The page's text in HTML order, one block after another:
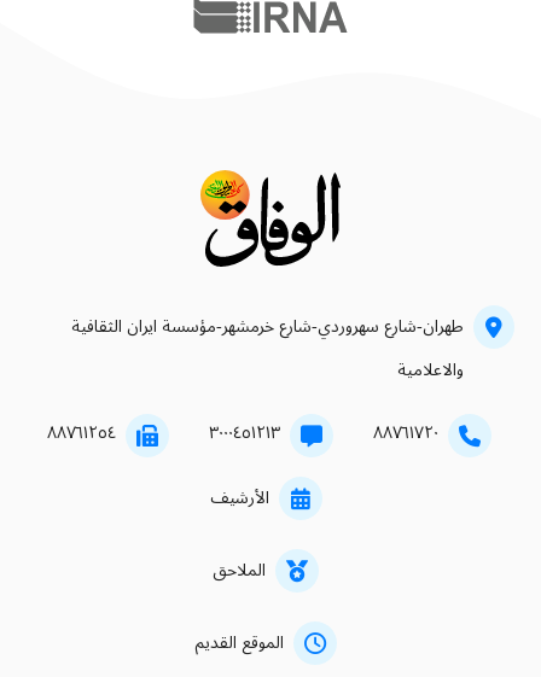
طهران-شارع سهروردي-شارع خرمشهر-مؤسسة ايران الثقافية
والاعلامية
۸۸۷٦۱۷۲۰ ۳۰۰۰٤٥۱۲۱۳ ۸۸۷٦۱۲٥٤
الأرشيف
الملاحق
الموقع القديم